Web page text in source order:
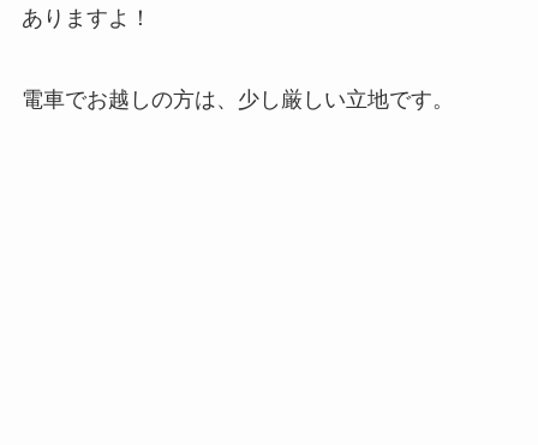
ありますよ！
電車でお越しの方は、少し厳しい立地です。